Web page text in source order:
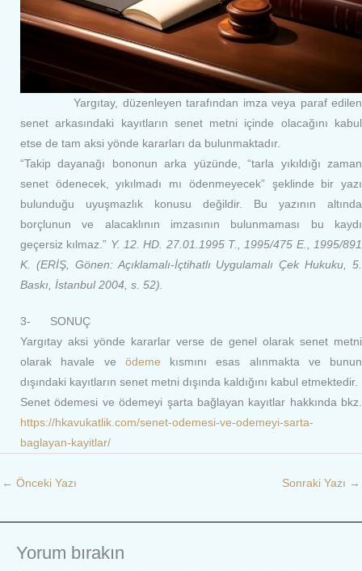
Yargıtay, düzenleyen tarafından imza veya paraf edilen
senet arkasındaki kayıtların senet metni içinde olacağını kabul
etse de tam aksi yönde kararları da bulunmaktadır.
“Takip dayanağı bononun arka yüzünde, “tarla yıkıldığı zaman
senet ödenecek, yıkılmadı mı ödenmeyecek” şeklinde bir yazı
bulunduğu uyuşmazlık konusu değildir. Bu yazının altında
borçlunun ve alacaklının imzasının bulunmaması bu kaydı
geçersiz kılmaz.” Y. 12. HD. 27.01.1995 T., 1995/475 E., 1995/891
K. (ERİŞ, Gönen: Açıklamalı-İçtihatlı Uygulamalı Çek Hukuku, 5.
Baskı, İstanbul 2004, s. 52).
3- SONUÇ
Yargıtay aksi yönde kararlar verse de genel olarak senet metni
olarak havale ve ödeme kısmını esas alınmakta ve bunun
dışındaki kayıtların senet metni dışında kaldığını kabul etmektedir.
Senet ödemesi ve ödemeyi şarta bağlayan kayıtlar hakkında bkz.
https://hkavukatlik.com/senet-odemesi-ve-odemeyi-sarta-
baglayan-kayitlar/
← Önceki Yazı Sonraki Yazı →
Yorum bırakın